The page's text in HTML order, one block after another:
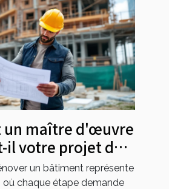
un maître d'œuvre
il votre projet de
? un bâtiment représente
où chaque étape demande